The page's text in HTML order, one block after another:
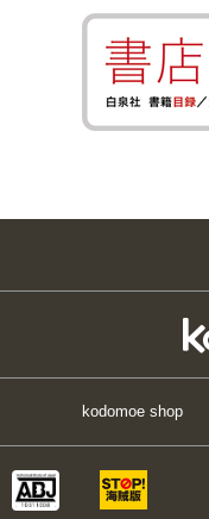
kodomoe shop